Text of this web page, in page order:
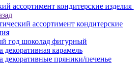
ассортимент кондитерские изделия
ассортимент кондитерские
год шоколад фигурный
декоративная карамель
декоративные пряники/печенье